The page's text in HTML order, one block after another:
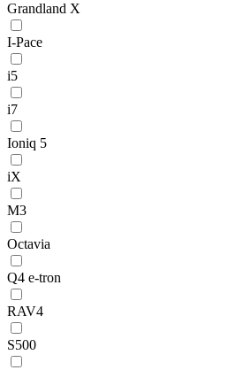
Grandland X
I-Pace
i5
i7
Ioniq 5
iX
M3
Octavia
Q4 e-tron
RAV4
S500